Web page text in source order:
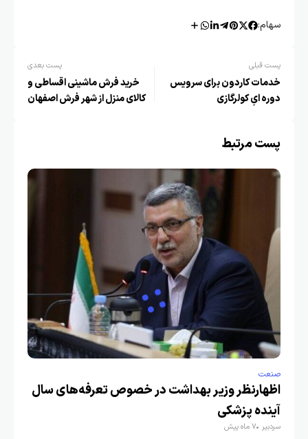
سهام:
پست قبلی
خدمات کاردون برای سرویس
دوره ایِ کولرگازی
پست بعدی
خرید فرش ماشینی اقساطی و
کالای منزل از شهر فرش اصفهان
پست مرتبط
صنعت
اظهارنظر وزیر بهداشت در خصوص تعرفه‌های سال
آینده پزشکی
سردبیر 7 ماه پیش